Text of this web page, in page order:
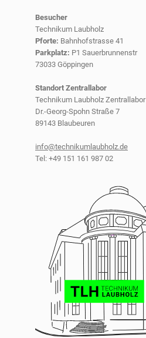
Besucher
Technikum Laubholz
Pforte: Bahnhofstrasse 41
Parkplatz: P1 Sauerbrunnenstr
73033 Göppingen
Standort Zentrallabor
Technikum Laubholz Zentrallabor
Dr.-Georg-Spohn Straße 7
89143 Blaubeuren
info@technikumlaubholz.de
Tel: +49 151 161 987 02